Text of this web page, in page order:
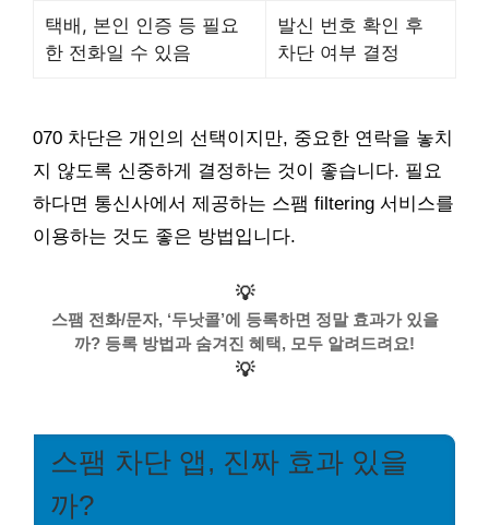
택배, 본인 인증 등 필요
한 전화일 수 있음
발신 번호 확인 후
차단 여부 결정
070 차단은 개인의 선택이지만, 중요한 연락을 놓치
지 않도록 신중하게 결정하는 것이 좋습니다. 필요
하다면 통신사에서 제공하는 스팸 filtering 서비스를
이용하는 것도 좋은 방법입니다.
💡
스팸 전화/문자, ‘두낫콜’에 등록하면 정말 효과가 있을
까? 등록 방법과 숨겨진 혜택, 모두 알려드려요!
💡
스팸 차단 앱, 진짜 효과 있을
까?